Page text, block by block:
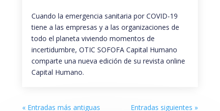
Cuando la emergencia sanitaria por COVID-19
tiene a las empresas y a las organizaciones de
todo el planeta viviendo momentos de
incertidumbre, OTIC SOFOFA Capital Humano
comparte una nueva edición de su revista online
Capital Humano.
« Entradas más antiguas Entradas siguientes »